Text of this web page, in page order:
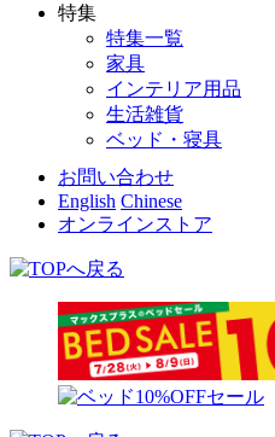
特集
特集一覧
家具
インテリア用品
生活雑貨
ベッド・寝具
お問い合わせ
English Chinese
オンラインストア